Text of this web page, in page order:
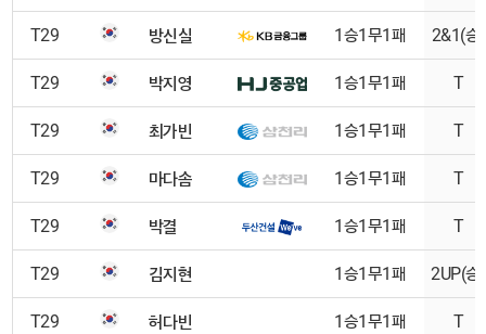
T29 방신실 1승1무1패 2&1(승)
T29 박지영 1승1무1패 T
T29 최가빈 1승1무1패 T
T29 마다솜 1승1무1패 T
T29 박결 1승1무1패 T
T29 김지현 1승1무1패 2UP(승)
T29 허다빈 1승1무1패 T